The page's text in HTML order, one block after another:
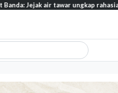
ungkap rahasia laut Indonesia